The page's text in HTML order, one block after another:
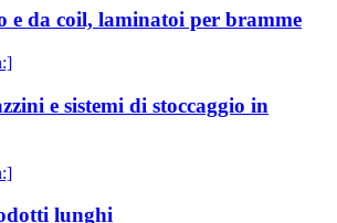
e da coil, laminatoi per bramme
e sistemi di stoccaggio in
lunghi